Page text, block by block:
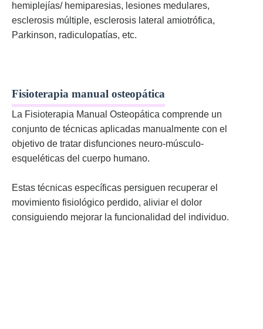
hemiplejías/ hemiparesias, lesiones medulares,
esclerosis múltiple, esclerosis lateral amiotrófica,
Parkinson, radiculopatías, etc.
Fisioterapia manual osteopática
La Fisioterapia Manual Osteopática comprende un
conjunto de técnicas aplicadas manualmente con el
objetivo de tratar disfunciones neuro-músculo-
esqueléticas del cuerpo humano.
Estas técnicas específicas persiguen recuperar el
movimiento fisiológico perdido, aliviar el dolor
consiguiendo mejorar la funcionalidad del individuo.